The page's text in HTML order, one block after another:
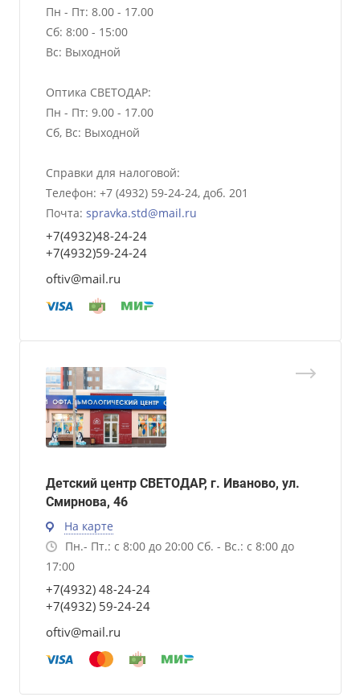
Пн - Пт: 8.00 - 17.00
Сб: 8:00 - 15:00
Вс: Выходной
Оптика СВЕТОДАР:
Пн - Пт: 9.00 - 17.00
Сб, Вс: Выходной
Справки для налоговой:
Телефон: +7 (4932) 59-24-24, доб. 201
Почта: spravka.std@mail.ru
+7(4932)48-24-24
+7(4932)59-24-24
oftiv@mail.ru
Детский центр СВЕТОДАР, г. Иваново, ул.
Смирнова, 46
На карте
Пн.- Пт.: с 8:00 до 20:00 Сб. - Вс.: с 8:00 до
17:00
+7(4932) 48-24-24
+7(4932) 59-24-24
oftiv@mail.ru